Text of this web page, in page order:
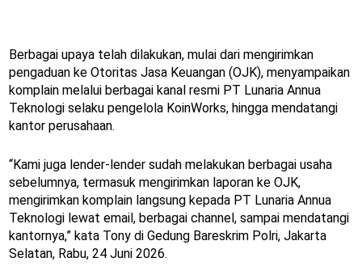
Berbagai upaya telah dilakukan, mulai dari mengirimkan
pengaduan ke Otoritas Jasa Keuangan (OJK), menyampaikan
komplain melalui berbagai kanal resmi PT Lunaria Annua
Teknologi selaku pengelola KoinWorks, hingga mendatangi
kantor perusahaan.
“Kami juga lender-lender sudah melakukan berbagai usaha
sebelumnya, termasuk mengirimkan laporan ke OJK,
mengirimkan komplain langsung kepada PT Lunaria Annua
Teknologi lewat email, berbagai channel, sampai mendatangi
kantornya,” kata Tony di Gedung Bareskrim Polri, Jakarta
Selatan, Rabu, 24 Juni 2026.